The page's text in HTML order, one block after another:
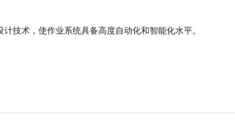
技术，使作业系统具备高度自动化和智能化水平。